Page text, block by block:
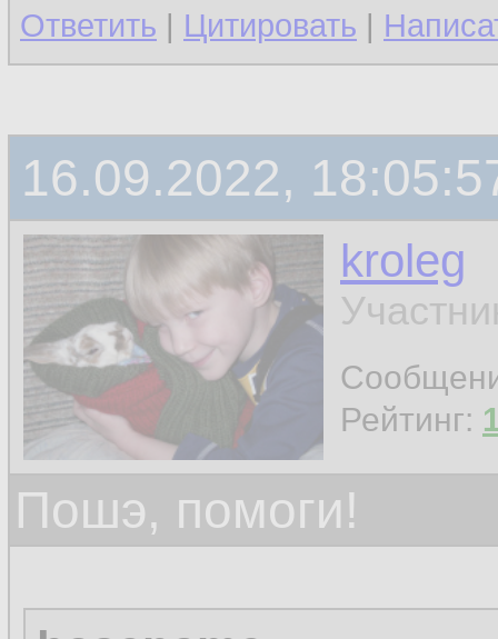
Ответить | Цитировать |
16.09.2022,
kroleg
Рейтинг:
Пошэ, помоги!